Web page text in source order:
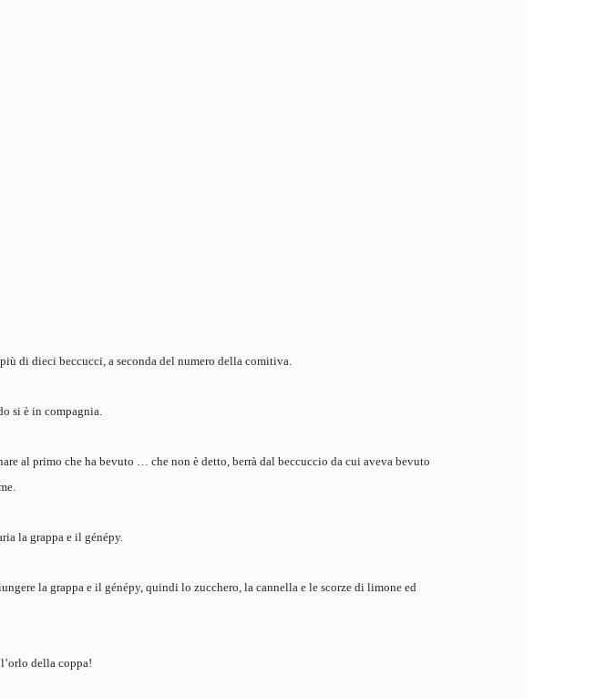
di dieci beccucci, a seconda del numero della comitiva.
si è in compagnia.
al primo che ha bevuto … che non è detto, berrà dal beccuccio da cui aveva bevuto
la grappa e il génépy.
la grappa e il génépy, quindi lo zucchero, la cannella e le scorze di limone ed
della coppa!